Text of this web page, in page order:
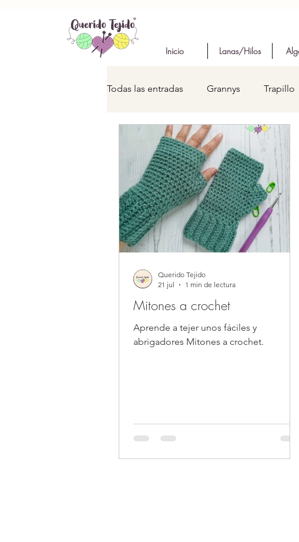
Inicio Lanas/Hilos
Todas las entradas Grannys Trapillo
Mitones a crochet
Aprende a tejer unos fáciles y
abrigadores Mitones a crochet.
Querido Tejido
21 jul
1 min de lectura